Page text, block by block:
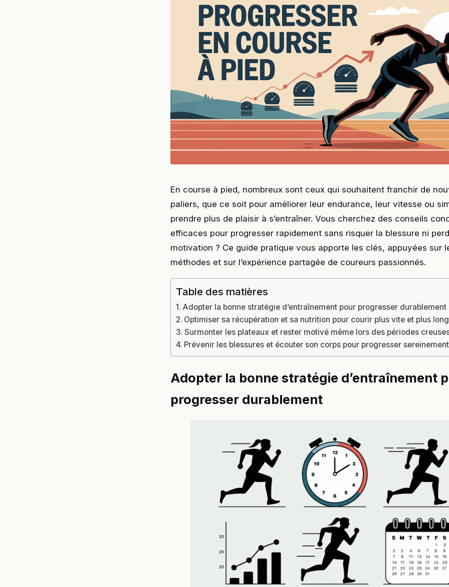
En course à pied, nombreux sont ceux qui souhaitent franchir de
paliers, que ce soit pour améliorer leur endurance, leur vitesse ou
prendre plus de plaisir à s’entraîner. Vous cherchez des conseils
efficaces pour progresser rapidement sans risquer la blessure ni
motivation ? Ce guide pratique vous apporte les clés, appuyées sur
méthodes et sur l’expérience partagée de coureurs passionnés.
Table des matières
Adopter la bonne stratégie d’entraînement pour progresser durablement
Optimiser sa récupération et sa nutrition pour courir plus vite et plus
Surmonter les plateaux et rester motivé même lors des périodes
Prévenir les blessures et écouter son corps pour progresser sereinement
Adopter la bonne stratégie d’entraînement
progresser durablement